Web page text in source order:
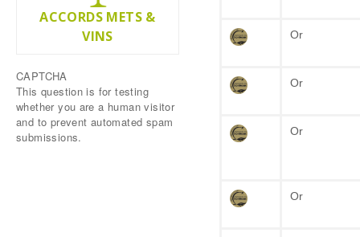
Or
Or
Or
Or
ACCORDS METS &
VINS
CAPTCHA
This question is for testing
whether you are a human visitor
and to prevent automated spam
submissions.